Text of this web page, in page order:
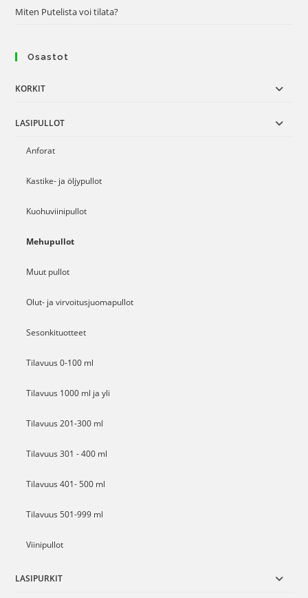
Miten Putelista voi tilata?
Osastot
KORKIT
LASIPULLOT
Anforat
Kastike- ja öljypullot
Kuohuviinipullot
Mehupullot
Muut pullot
Olut- ja virvoitusjuomapullot
Sesonkituotteet
Tilavuus 0-100 ml
Tilavuus 1000 ml ja yli
Tilavuus 201-300 ml
Tilavuus 301 - 400 ml
Tilavuus 401- 500 ml
Tilavuus 501-999 ml
Viinipullot
LASIPURKIT